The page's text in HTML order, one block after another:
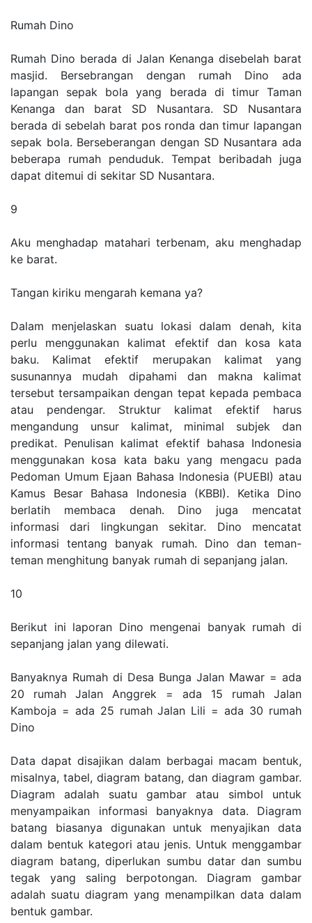
Rumah Dino
Rumah Dino berada di Jalan Kenanga disebelah barat
masjid. Bersebrangan dengan rumah Dino ada
lapangan sepak bola yang berada di timur Taman
Kenanga dan barat SD Nusantara. SD Nusantara
berada di sebelah barat pos ronda dan timur lapangan
sepak bola. Berseberangan dengan SD Nusantara ada
beberapa rumah penduduk. Tempat beribadah juga
dapat ditemui di sekitar SD Nusantara.
9
Aku menghadap matahari terbenam, aku menghadap
ke barat.
Tangan kiriku mengarah kemana ya?
Dalam menjelaskan suatu lokasi dalam denah, kita
perlu menggunakan kalimat efektif dan kosa kata
baku. Kalimat efektif merupakan kalimat yang
susunannya mudah dipahami dan makna kalimat
tersebut tersampaikan dengan tepat kepada pembaca
atau pendengar. Struktur kalimat efektif harus
mengandung unsur kalimat, minimal subjek dan
predikat. Penulisan kalimat efektif bahasa Indonesia
menggunakan kosa kata baku yang mengacu pada
Pedoman Umum Ejaan Bahasa Indonesia (PUEBI) atau
Kamus Besar Bahasa Indonesia (KBBI). Ketika Dino
berlatih membaca denah. Dino juga mencatat
informasi dari lingkungan sekitar. Dino mencatat
informasi tentang banyak rumah. Dino dan teman-
teman menghitung banyak rumah di sepanjang jalan.
10
Berikut ini laporan Dino mengenai banyak rumah di
sepanjang jalan yang dilewati.
Banyaknya Rumah di Desa Bunga Jalan Mawar = ada
20 rumah Jalan Anggrek = ada 15 rumah Jalan
Kamboja = ada 25 rumah Jalan Lili = ada 30 rumah
Dino
Data dapat disajikan dalam berbagai macam bentuk,
misalnya, tabel, diagram batang, dan diagram gambar.
Diagram adalah suatu gambar atau simbol untuk
menyampaikan informasi banyaknya data. Diagram
batang biasanya digunakan untuk menyajikan data
dalam bentuk kategori atau jenis. Untuk menggambar
diagram batang, diperlukan sumbu datar dan sumbu
tegak yang saling berpotongan. Diagram gambar
adalah suatu diagram yang menampilkan data dalam
bentuk gambar.